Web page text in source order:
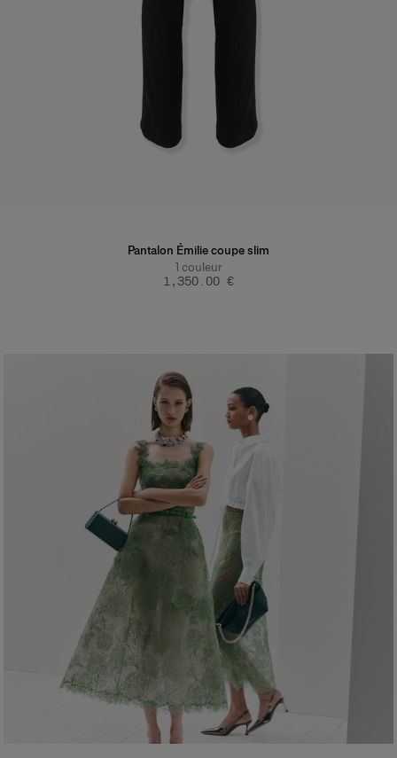
Pantalon Émilie coupe slim
1 couleur
‌1,350.00 €